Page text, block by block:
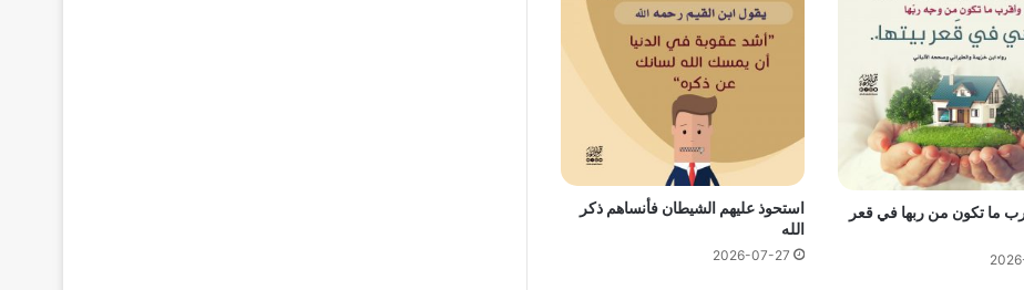
ما تكون من ربها في قعر
استحوذ عليهم الشيطان فأنساهم ذكر
الله
2026-07-27